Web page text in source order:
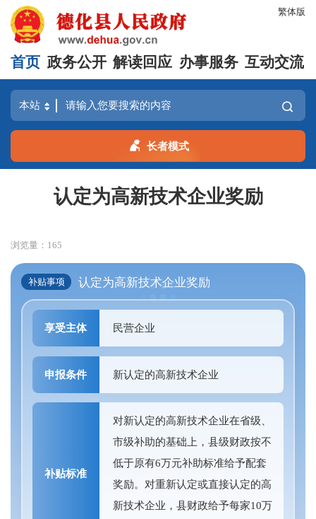
繁体版
首页 政务公开 解读回应 办事服务 互动交流
长者模式
认定为高新技术企业奖励
浏览量： 165
补贴事项 认定为高新技术企业奖励
享受主体 民营企业
申报条件 新认定的高新技术企业
补贴标准
对新认定的高新技术企业在省级、
市级补助的基础上，县级财政按不
低于原有6万元补助标准给予配套
奖励。对重新认定或直接认定的高
新技术企业，县财政给予每家10万